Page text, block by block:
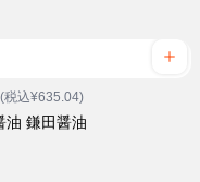
(税込¥635.04)
油 鎌田醤油